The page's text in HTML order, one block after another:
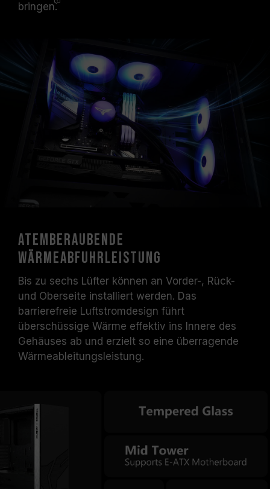
bringen.
Atemberaubende
Wärmeabfuhrleistung
Bis zu sechs Lüfter können an Vorder-, Rück-
und Oberseite installiert werden. Das
barrierefreie Luftstromdesign führt
überschüssige Wärme effektiv ins Innere des
Gehäuses ab und erzielt so eine überragende
Wärmeableitungsleistung.